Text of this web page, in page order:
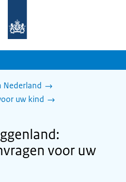
Nederland
uw kind
voor uw